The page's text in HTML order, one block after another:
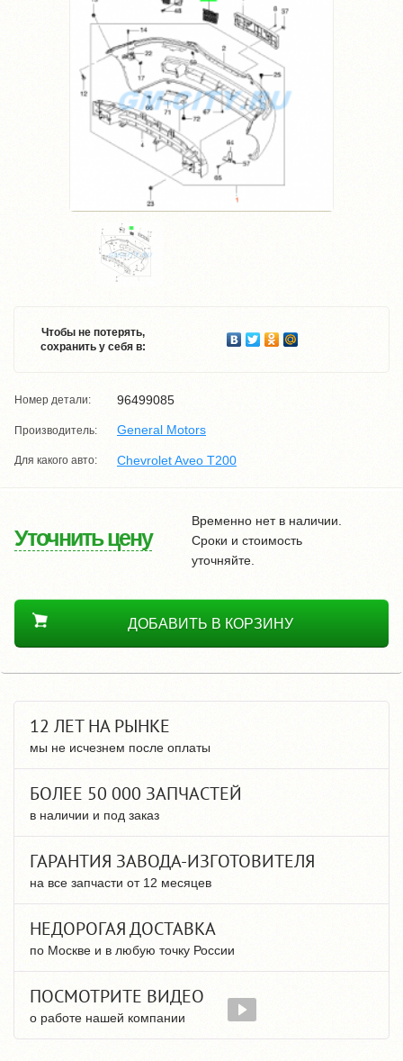
Чтобы не потерять,
сохранить у себя в:
Номер детали: 96499085
Производитель: General Motors
Для какого авто: Chevrolet Aveo T200
Уточнить цену
Временно нет в наличии.
Сроки и стоимость
уточняйте.
ДОБАВИТЬ В КОРЗИНУ
12 ЛЕТ НА РЫНКЕ
мы не исчезнем после оплаты
БОЛЕЕ 50 000 ЗАПЧАСТЕЙ
в наличии и под заказ
ГАРАНТИЯ ЗАВОДА-ИЗГОТОВИТЕЛЯ
на все запчасти от 12 месяцев
НЕДОРОГАЯ ДОСТАВКА
по Москве и в любую точку России
ПОСМОТРИТЕ ВИДЕО
о работе нашей компании